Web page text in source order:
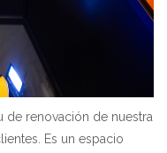
de renovación de nuestra
Es un espacio